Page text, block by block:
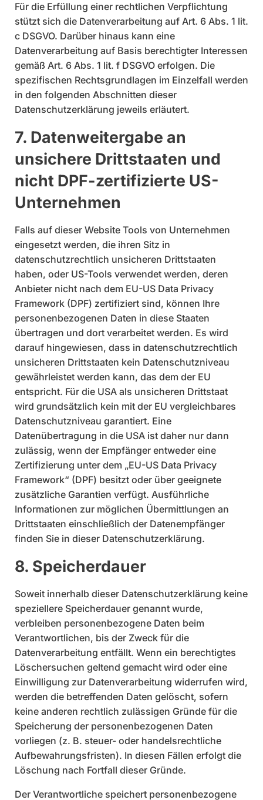
Für die Erfüllung einer rechtlichen Verpflichtung
stützt sich die Datenverarbeitung auf Art. 6 Abs. 1 lit.
c DSGVO. Darüber hinaus kann eine
Datenverarbeitung auf Basis berechtigter Interessen
gemäß Art. 6 Abs. 1 lit. f DSGVO erfolgen. Die
spezifischen Rechtsgrundlagen im Einzelfall werden
in den folgenden Abschnitten dieser
Datenschutzerklärung jeweils erläutert.
7. Datenweitergabe an
unsichere Drittstaaten und
nicht DPF-zertifizierte US-
Unternehmen
Falls auf dieser Website Tools von Unternehmen
eingesetzt werden, die ihren Sitz in
datenschutzrechtlich unsicheren Drittstaaten
haben, oder US-Tools verwendet werden, deren
Anbieter nicht nach dem EU-US Data Privacy
Framework (DPF) zertifiziert sind, können Ihre
personenbezogenen Daten in diese Staaten
übertragen und dort verarbeitet werden. Es wird
darauf hingewiesen, dass in datenschutzrechtlich
unsicheren Drittstaaten kein Datenschutzniveau
gewährleistet werden kann, das dem der EU
entspricht. Für die USA als unsicheren Drittstaat
wird grundsätzlich kein mit der EU vergleichbares
Datenschutzniveau garantiert. Eine
Datenübertragung in die USA ist daher nur dann
zulässig, wenn der Empfänger entweder eine
Zertifizierung unter dem „EU-US Data Privacy
Framework“ (DPF) besitzt oder über geeignete
zusätzliche Garantien verfügt. Ausführliche
Informationen zur möglichen Übermittlungen an
Drittstaaten einschließlich der Datenempfänger
finden Sie in dieser Datenschutzerklärung.
8. Speicherdauer
Soweit innerhalb dieser Datenschutzerklärung keine
speziellere Speicherdauer genannt wurde,
verbleiben personenbezogene Daten beim
Verantwortlichen, bis der Zweck für die
Datenverarbeitung entfällt. Wenn ein berechtigtes
Löschersuchen geltend gemacht wird oder eine
Einwilligung zur Datenverarbeitung widerrufen wird,
werden die betreffenden Daten gelöscht, sofern
keine anderen rechtlich zulässigen Gründe für die
Speicherung der personenbezogenen Daten
vorliegen (z. B. steuer- oder handelsrechtliche
Aufbewahrungsfristen). In diesen Fällen erfolgt die
Löschung nach Fortfall dieser Gründe.
Der Verantwortliche speichert personenbezogene